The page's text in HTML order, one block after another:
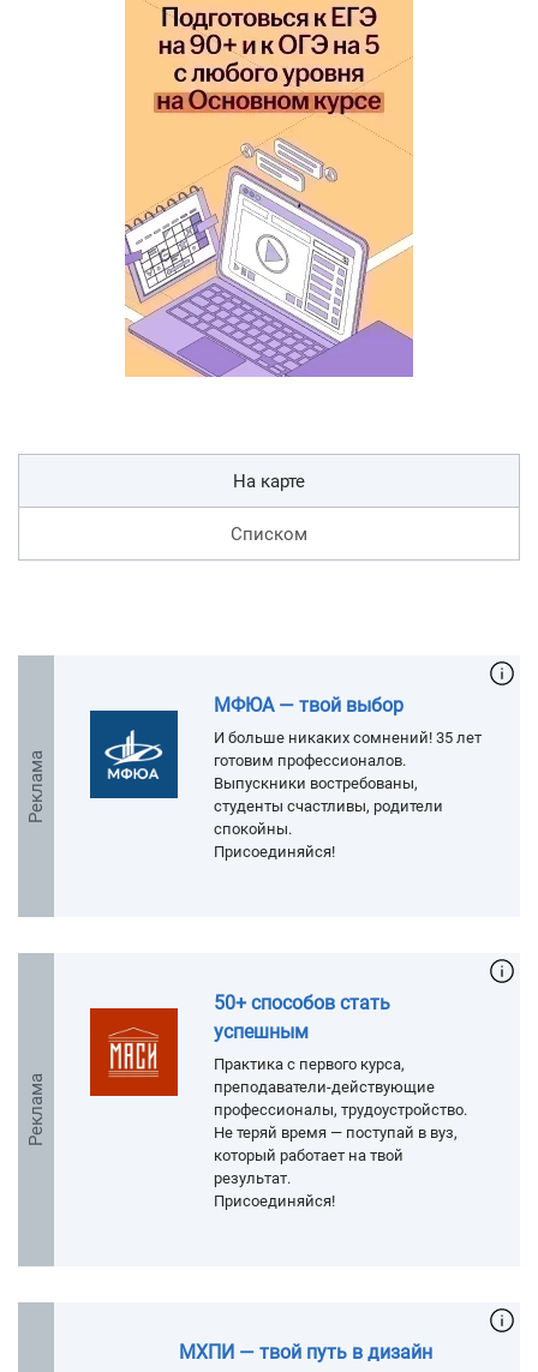
На карте
Списком
Реклама
МФЮА — твой выбор
И больше никаких сомнений! 35 лет
готовим профессионалов.
Выпускники востребованы,
студенты счастливы, родители
спокойны.
Присоединяйся!
Реклама
50+ способов стать
успешным
Практика с первого курса,
преподаватели-действующие
профессионалы, трудоустройство.
Не теряй время — поступай в вуз,
который работает на твой
результат.
Присоединяйся!
МХПИ — твой путь в дизайн